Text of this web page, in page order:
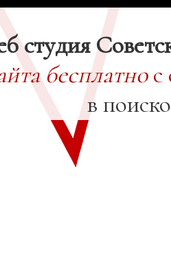
студия
бесплатнос
в